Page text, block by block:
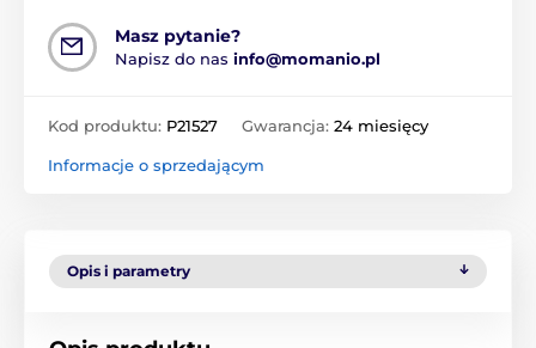
Masz pytanie?
Napisz do nas info@momanio.pl
Kod produktu: P21527 Gwarancja: 24 miesięcy
Informacje o sprzedającym
Opis i parametry